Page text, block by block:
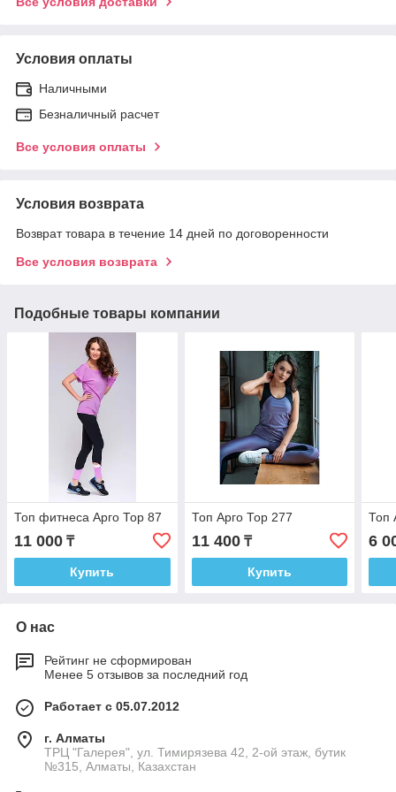
Условия оплаты
Наличными
Безналичный расчет
Все условия оплаты
Условия возврата
Возврат товара в течение 14 дней по договоренности
Все условия возврата
Подобные товары компании
Топ фитнеса Арго Тор 87
11 000 ₸
Купить
Топ Арго Тор 277
11 400₸
Купить
Топ
6
О нас
Рейтинг не сформирован
Менее 5 отзывов за последний год
Работает с 05.07.2012
г. Алматы
ТРЦ "Галерея", ул. Тимирязева 42, 2-ой этаж, бутик
№315, Алматы, Казахстан